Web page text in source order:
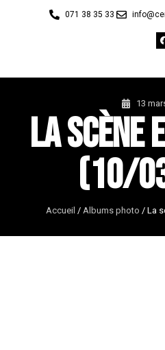
071 38 35 33
13
La scène
(10/
Accueil / Albums photo / La